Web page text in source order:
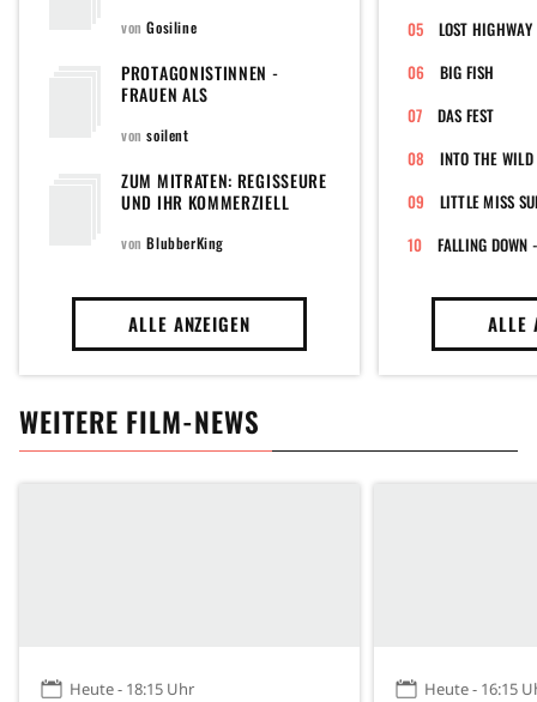
vonGosiline
PROTAGONISTINNEN -
FRAUEN ALS
FILM
vonsoilent
ZUM MITRATEN: REGISSEURE
UND IHR KOMMERZIELL
vonBlubberKing
ALLE ANZEIGEN
LOST HIGHWAY
BIG FISH
DAS FEST
INTO THE WILD
LITTLE MISS
ALLE
WEITERE FILM-NEWS
Heute - 18:15 Uhr Heute - 16:15